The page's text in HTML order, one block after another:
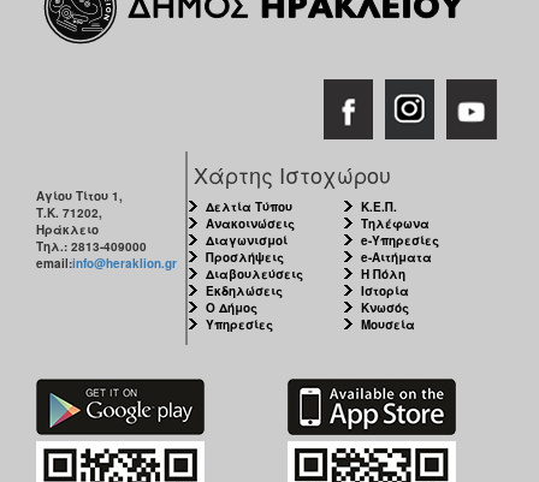
Αγίου Τίτου 1,
Τ.Κ. 71202,
Ηράκλειο
Τηλ.: 2813-409000
email:info@heraklion.gr
Χάρτης Ιστοχώρου
Δελτία Τύπου
Ανακοινώσεις
Διαγωνισμοί
Προσλήψεις
Διαβουλεύσεις
Εκδηλώσεις
Ο Δήμος
Υπηρεσίες
Κ.Ε.Π.
Τηλέφωνα
e-Υπηρεσίες
e-Αιτήματα
Η Πόλη
Ιστορία
Κνωσός
Μουσεία